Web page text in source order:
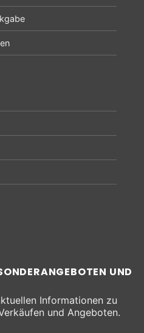
UND
Informationen zu
und Angeboten.